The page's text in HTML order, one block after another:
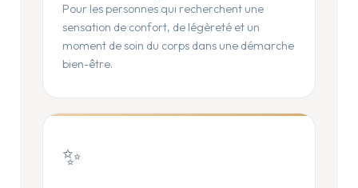
Pour les personnes qui recherchent une
sensation de confort, de légèreté et un
moment de soin du corps dans une démarche
bien-être.
✨